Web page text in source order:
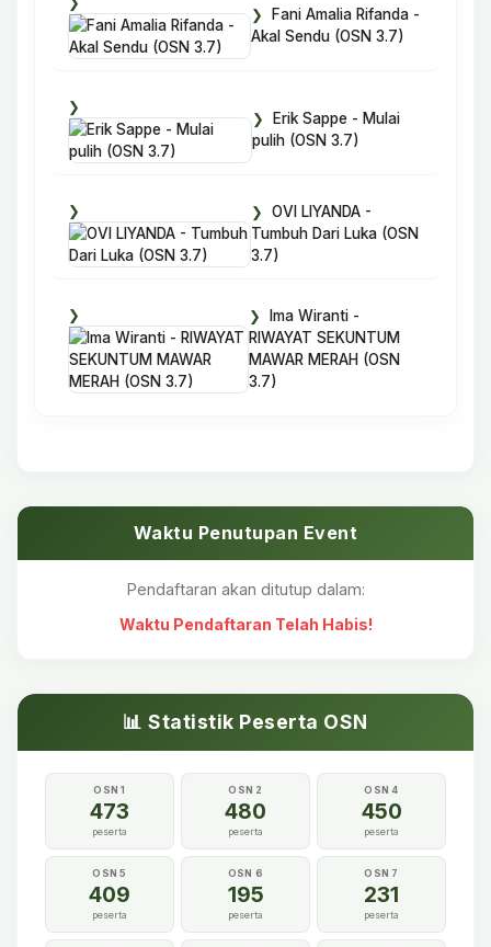
Fani Amalia Rifanda -
Akal Sendu (OSN 3.7)
Erik Sappe - Mulai
pulih (OSN 3.7)
OVI LIYANDA -
Tumbuh Dari Luka (OSN
3.7)
Ima Wiranti -
RIWAYAT SEKUNTUM
MAWAR MERAH (OSN
3.7)
Waktu Penutupan Event
Pendaftaran akan ditutup dalam:
Waktu Pendaftaran Telah Habis!
📊 Statistik Peserta OSN
OSN 1
473
peserta
OSN 2
480
peserta
OSN 4
450
peserta
OSN 5
409
peserta
OSN 6
195
peserta
OSN 7
231
peserta